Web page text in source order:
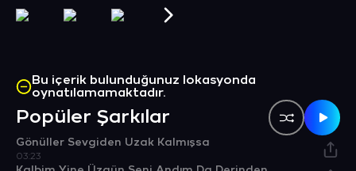
Bu içerik bulunduğunuz lokasyonda
oynatılamamaktadır.
Popüler Şarkılar
Gönüller Sevgiden Uzak Kalmışsa
03:23